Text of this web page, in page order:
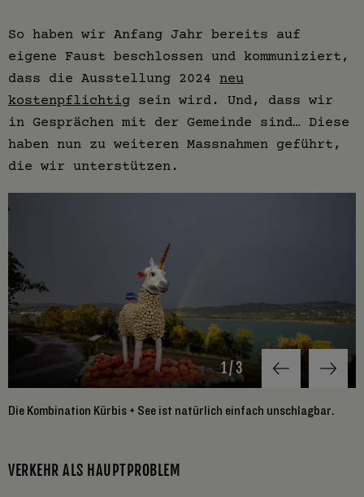
So haben wir Anfang Jahr bereits auf
eigene Faust beschlossen und kommuniziert,
dass die Ausstellung 2024 neu
kostenpflichtig sein wird. Und, dass wir
in Gesprächen mit der Gemeinde sind… Diese
haben nun zu weiteren Massnahmen geführt,
die wir unterstützen.
1/3
Die Kombination Kürbis + See ist natürlich einfach unschlagbar.
VERKEHR ALS HAUPTPROBLEM